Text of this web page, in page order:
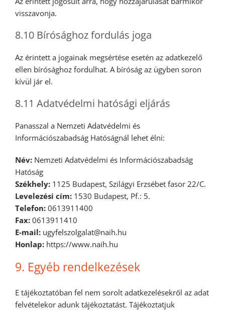
visszavonja.
8.10 Bírósághoz fordulás joga
Az érintett a jogainak megsértése esetén az adatkezelő
ellen bírósághoz fordulhat. A bíróság az ügyben soron
kívül jár el.
8.11 Adatvédelmi hatósági eljárás
Panasszal a Nemzeti Adatvédelmi és
Információszabadság Hatóságnál lehet élni:
Név:Nemzeti Adatvédelmi és Információszabadság
Hatóság
Székhely:1125 Budapest, Szilágyi Erzsébet fasor 22/C.
Levelezési cím:1530 Budapest, Pf.: 5.
Telefon:0613911400
Fax:0613911410
E-mail:ugyfelszolgalat@naih.hu
Honlap:https://www.naih.hu
9. Egyéb rendelkezések
E tájékoztatóban fel nem sorolt adatkezelésekről az adat
felvételekor adunk tájékoztatást. Tájékoztatjuk